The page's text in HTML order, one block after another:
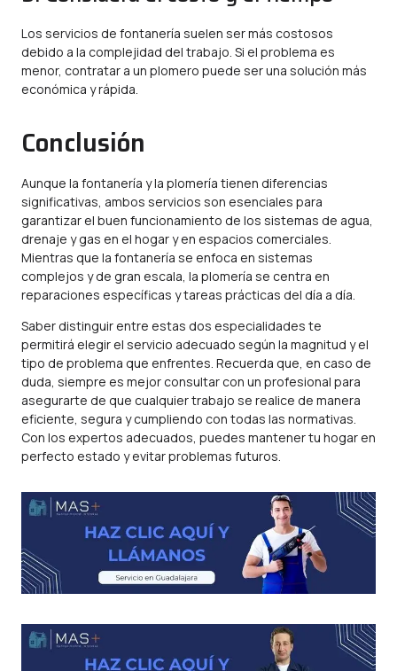
Los servicios de fontanería suelen ser más costosos
debido a la complejidad del trabajo. Si el problema es
menor, contratar a un plomero puede ser una solución más
económica y rápida.
Conclusión
Aunque la fontanería y la plomería tienen diferencias
significativas, ambos servicios son esenciales para
garantizar el buen funcionamiento de los sistemas de agua,
drenaje y gas en el hogar y en espacios comerciales.
Mientras que la fontanería se enfoca en sistemas
complejos y de gran escala, la plomería se centra en
reparaciones específicas y tareas prácticas del día a día.
Saber distinguir entre estas dos especialidades te
permitirá elegir el servicio adecuado según la magnitud y el
tipo de problema que enfrentes. Recuerda que, en caso de
duda, siempre es mejor consultar con un profesional para
asegurarte de que cualquier trabajo se realice de manera
eficiente, segura y cumpliendo con todas las normativas.
Con los expertos adecuados, puedes mantener tu hogar en
perfecto estado y evitar problemas futuros.